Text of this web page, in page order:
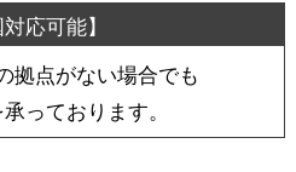
拠点がない場合でも
っております。